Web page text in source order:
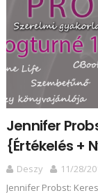
Jennifer
{Értékelés +
Deszy
11/28/
Jennifer Probst: